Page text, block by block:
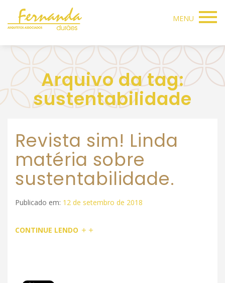
MENU
Arquivo da tag:
sustentabilidade
Revista sim! Linda
matéria sobre
sustentabilidade.
Publicado em: 12 de setembro de 2018
CONTINUE LENDO